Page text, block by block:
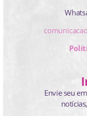
Envie seu